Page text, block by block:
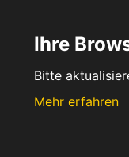
Ihre
Bitte
Mehr erfahren